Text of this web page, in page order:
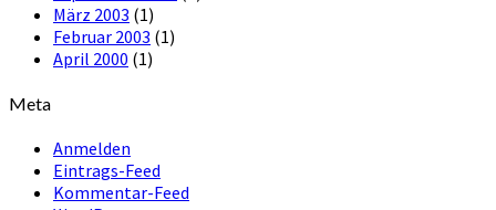
März 2003 (1)
Februar 2003 (1)
April 2000 (1)
Meta
Anmelden
Eintrags-Feed
Kommentar-Feed